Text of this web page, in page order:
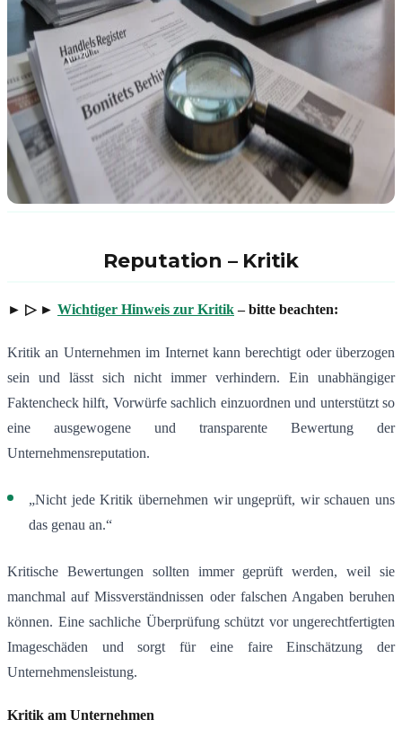
Reputation – Kritik
► ▷ ► Wichtiger Hinweis zur Kritik– bitte beachten:
Kritik an Unternehmen im Internet kann berechtigt oder überzogen
sein und lässt sich nicht immer verhindern. Ein unabhängiger
Faktencheck hilft, Vorwürfe sachlich einzuordnen und unterstützt so
eine ausgewogene und transparente Bewertung der
Unternehmensreputation.
„Nicht jede Kritik übernehmen wir ungeprüft, wir schauen uns
das genau an.“
Kritische Bewertungen sollten immer geprüft werden, weil sie
manchmal auf Missverständnissen oder falschen Angaben beruhen
können. Eine sachliche Überprüfung schützt vor ungerechtfertigten
Imageschäden und sorgt für eine faire Einschätzung der
Unternehmensleistung.
Kritik am Unternehmen